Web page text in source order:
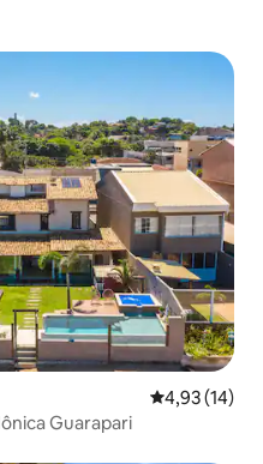
Prosječna
4,93 (14)
Guarapari